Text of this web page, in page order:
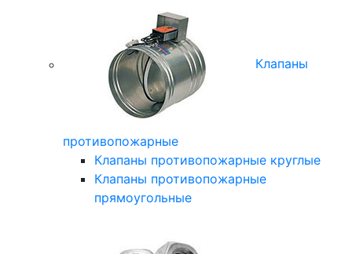
Клапаны
противопожарные
Клапаны противопожарные круглые
Клапаны противопожарные
прямоугольные